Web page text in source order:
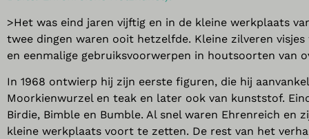
>Het was eind jaren vijftig en in de kleine werkplaats
twee dingen waren ooit hetzelfde. Kleine zilveren
en eenmalige gebruiksvoorwerpen in houtsoorten van
In 1968 ontwierp hij zijn eerste figuren, die hij
Moorkienwurzel en teak en later ook van kunststof.
Birdie, Bimble en Bumble. Al snel waren Ehrenreich
kleine werkplaats voort te zetten. De rest van het